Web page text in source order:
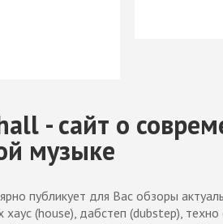
- сайт о
музыке
публикует для Вас обзоры
хаус (house), дабстеп (dubstep),